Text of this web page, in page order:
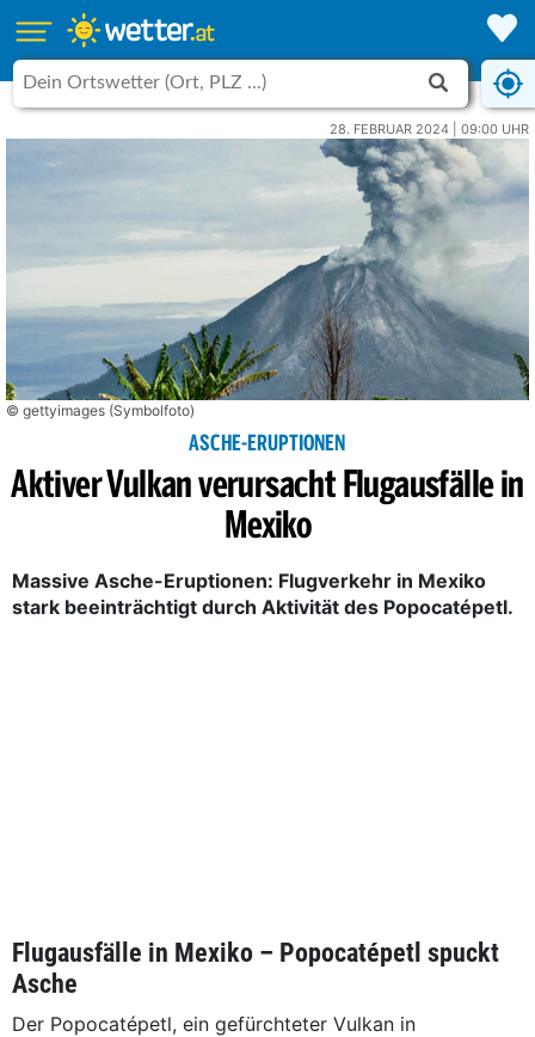
28. FEBRUAR 2024 | 09:00 UHR
© gettyimages (Symbolfoto)
ASCHE-ERUPTIONEN
Aktiver Vulkan verursacht Flugausfälle in
Mexiko
Massive Asche-Eruptionen: Flugverkehr in Mexiko
stark beeinträchtigt durch Aktivität des Popocatépetl.
Flugausfälle in Mexiko – Popocatépetl spuckt
Asche
Der Popocatépetl, ein gefürchteter Vulkan in